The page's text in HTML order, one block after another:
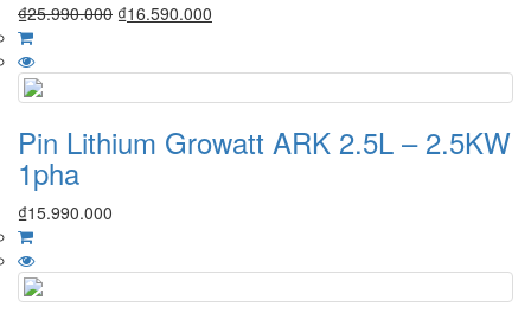
₫25.990.000 ₫16.590.000
Pin Lithium Growatt ARK 2.5L – 2.5KW
1pha
₫15.990.000